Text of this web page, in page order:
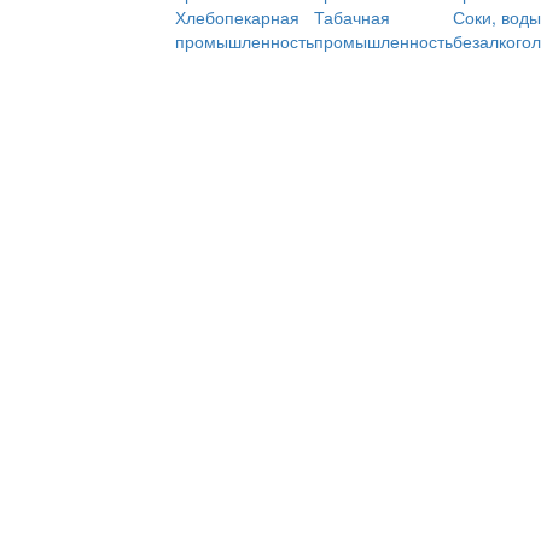
Хлебопекарная
промышленность
Табачная
промышленность
Соки,